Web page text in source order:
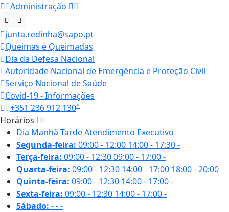
Administração
junta.redinha@sapo.pt
Queimas e Queimadas
Dia da Defesa Nacional
Autoridade Nacional de Emergência e Proteção Civil
Serviço Nacional de Saúde
Covid-19 - Informações
+351 236 912 130*
Horários
Dia Manhã TardeAtendimento Executivo
Segunda-feira: 09:00 - 12:00 14:00 - 17:30-
Terça-feira: 09:00 - 12:3009:00 - 17:00-
Quarta-feira: 09:00 - 12:30 14:00 - 17:00 18:00 - 20:00
Quinta-feira: 09:00 - 12:30 14:00 - 17:00-
Sexta-feira: 09:00 - 12:30 14:00 - 17:00-
Sábado: ---